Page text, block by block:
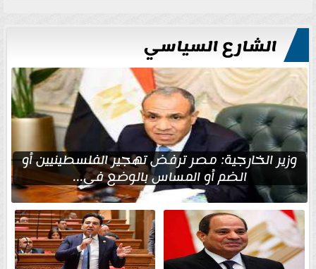
الشارع السياسي
وزير الخارجية: مصر ترفض تهجير الفلسطينيين أو
الضم أو المساس بالوضع في...